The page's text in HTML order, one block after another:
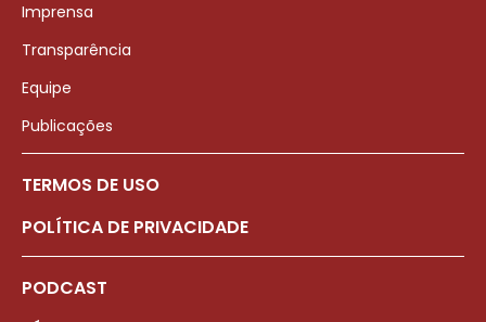
Imprensa
Transparência
Equipe
Publicações
TERMOS DE USO
POLÍTICA DE PRIVACIDADE
PODCAST